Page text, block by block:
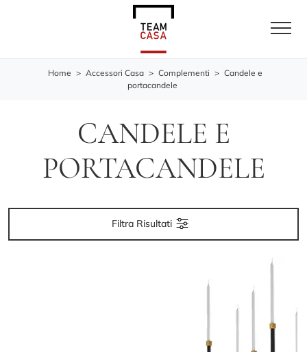
Home > Accessori Casa > Complementi > Candele e
portacandele
CANDELE E
PORTACANDELE
Filtra Risultati